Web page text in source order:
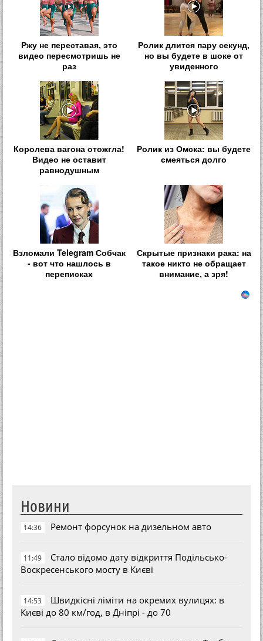
Ржу не переставая, это
видео пересмотришь не
раз
Ролик длится пару секунд,
но вы будете в шоке от
увиденного
Королева вагона отожгла!
Видео не оставит
равнодушным
Ролик из Омска: вы будете
смеяться долго
Взломали Telegram Собчак
- вот что нашлось в
переписках
Скрытые признаки рака: на
такое никто не обращает
внимание, а зря!
Новини
14:36 Ремонт форсунок на дизельном авто
11:49
Стало відомо дату відкриття Подільсько-
Воскресенського мосту в Києві
14:53
Швидкісні ліміти на окремих вулицях: в
Києві до 80 км/год, в Дніпрі - до 70